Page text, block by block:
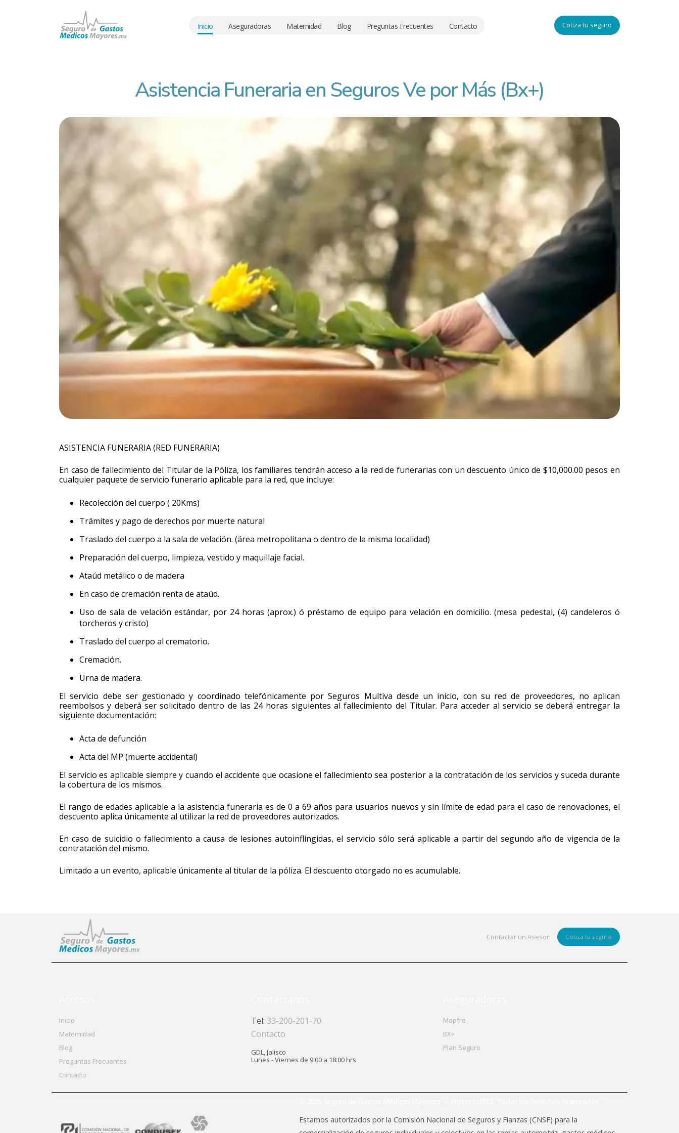
Inicio Aseguradoras Maternidad Blog Preguntas Frecuentes Contacto Cotiza tu seguro
Asistencia Funeraria en Seguros Ve por Más (Bx+)
ASISTENCIA FUNERARIA (RED FUNERARIA)
En caso de fallecimiento del Titular de la Póliza, los familiares tendrán acceso a la red de funerarias con un descuento único de $10,000.00 pesos en
cualquier paquete de servicio funerario aplicable para la red, que incluye:
Recolección del cuerpo ( 20Kms)
Trámites y pago de derechos por muerte natural
Traslado del cuerpo a la sala de velación. (área metropolitana o dentro de la misma localidad)
Preparación del cuerpo, limpieza, vestido y maquillaje facial.
Ataúd metálico o de madera
En caso de cremación renta de ataúd.
Uso de sala de velación estándar, por 24 horas (aprox.) ó préstamo de equipo para velación en domicilio. (mesa pedestal, (4) candeleros ó
torcheros y cristo)
Traslado del cuerpo al crematorio.
Cremación.
Urna de madera.
El servicio debe ser gestionado y coordinado telefónicamente por Seguros Multiva desde un inicio, con su red de proveedores, no aplican
reembolsos y deberá ser solicitado dentro de las 24 horas siguientes al fallecimiento del Titular. Para acceder al servicio se deberá entregar la
siguiente documentación:
Acta de defunción
Acta del MP (muerte accidental)
El servicio es aplicable siempre y cuando el accidente que ocasione el fallecimiento sea posterior a la contratación de los servicios y suceda durante
la cobertura de los mismos.
El rango de edades aplicable a la asistencia funeraria es de 0 a 69 años para usuarios nuevos y sin límite de edad para el caso de renovaciones, el
descuento aplica únicamente al utilizar la red de proveedores autorizados.
En caso de suicidio o fallecimiento a causa de lesiones autoinflingidas, el servicio sólo será aplicable a partir del segundo año de vigencia de la
contratación del mismo.
Limitado a un evento, aplicable únicamente al titular de la póliza. El descuento otorgado no es acumulable.
Contactar un Asesor Cotiza tu seguro
Inicio
Maternidad
Blog
Preguntas Frecuentes
Contacto
Tel: 33-200-201-70
Contacto
GDL, Jalisco
Lunes - Viernes de 9:00 a 18:00 hrs
Mapfre
BX+
Plan Seguro
Estamos autorizados por la Comisión Nacional de Seguros y Fianzas (CNSF) para la